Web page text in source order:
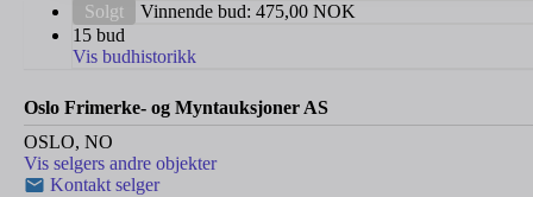
Solgt Vinnende bud: 475,00 NOK
15 bud
Vis budhistorikk
Oslo Frimerke- og Myntauksjoner AS
OSLO, NO
Vis selgers andre objekter
Kontakt selger